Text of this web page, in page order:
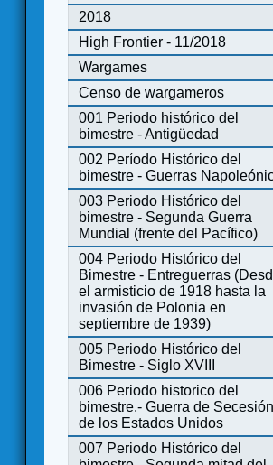
2018
High Frontier - 11/2018
Wargames
Censo de wargameros
001 Periodo histórico del
bimestre - Antigüedad
002 Período Histórico del
bimestre - Guerras
003 Periodo Histórico del
bimestre - Segunda Guerra
Mundial (frente del Pacífico)
004 Periodo Histórico del
Bimestre - Entreguerras
el armisticio de 1918 hasta la
invasión de Polonia en
septiembre de 1939)
005 Periodo Histórico del
Bimestre - Siglo XVIII
006 Periodo historico del
bimestre.- Guerra de Secesión
de los Estados Unidos
007 Periodo Histórico del